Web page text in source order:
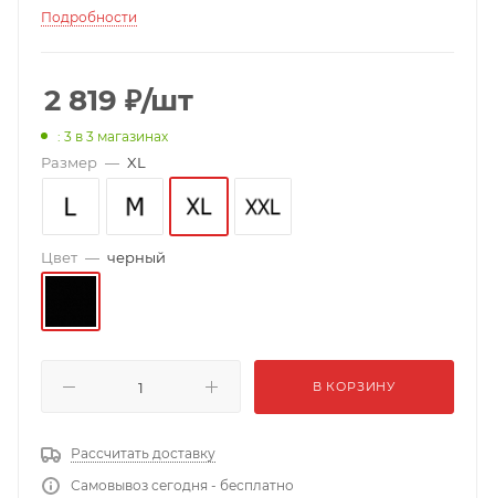
Подробности
2 819 ₽/шт
: 3 в 3 магазинах
Размер — XL
Цвет — черный
В КОРЗИНУ
Рассчитать доставку
Самовывоз сегодня - бесплатно